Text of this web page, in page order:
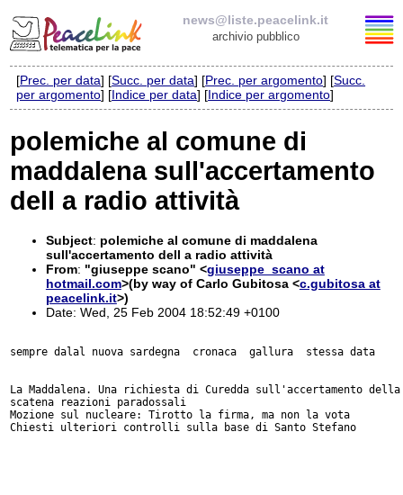
news@liste.peacelink.it
archivio pubblico
Elenco delle liste
Iscrizione / Cancellazione
Policy delle liste di PeaceLink
Informativa sulla privacy
Richieste di rimozione
[Prec. per data] [Succ. per data] [Prec. per argomento] [Succ.
per argomento] [Indice per data] [Indice per argomento]
polemiche al comune di
maddalena sull'accertamento
dell a radio attività
Subject: polemiche al comune di maddalena
sull'accertamento dell a radio attività
From: "giuseppe scano" <giuseppe_scano at
hotmail.com>(by way of Carlo Gubitosa <c.gubitosa at
peacelink.it>)
Date: Wed, 25 Feb 2004 18:52:49 +0100
sempre dalal nuova sardegna  cronaca  gallura  stessa data
La Maddalena. Una richiesta di Curedda sull'accertamento
scatena reazioni paradossali
Mozione sul nucleare: Tirotto la firma, ma non la vota
Chiesti ulteriori controlli sulla base di Santo Stefano